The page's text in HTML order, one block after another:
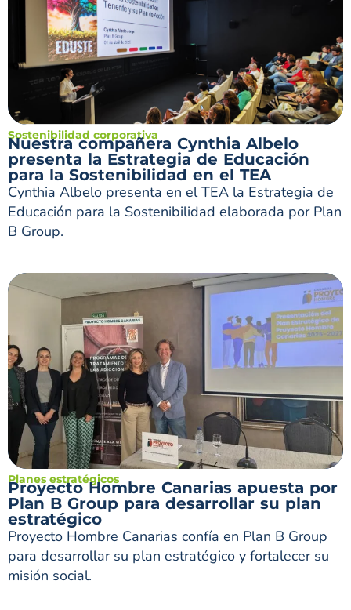
Sostenibilidad corporativa
Nuestra compañera Cynthia Albelo
presenta la Estrategia de Educación
para la Sostenibilidad en el TEA
Cynthia Albelo presenta en el TEA la Estrategia de
Educación para la Sostenibilidad elaborada por Plan
B Group.
Planes estratégicos
Proyecto Hombre Canarias apuesta por
Plan B Group para desarrollar su plan
estratégico
Proyecto Hombre Canarias confía en Plan B Group
para desarrollar su plan estratégico y fortalecer su
misión social.